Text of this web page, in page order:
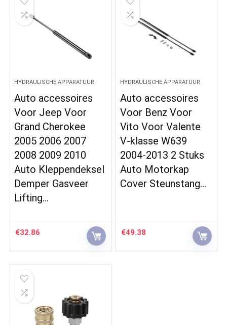
HYDRAULISCHE APPARATUUR
Auto accessoires
Voor Jeep Voor
Grand Cherokee
2005 2006 2007
2008 2009 2010
Auto Kleppendeksel
Demper Gasveer
Lifting…
€32.86
HYDRAULISCHE APPARATUUR
Auto accessoires
Voor Benz Voor
Vito Voor Valente
V-klasse W639
2004-2013 2 Stuks
Auto Motorkap
Cover Steunstang…
€49.38